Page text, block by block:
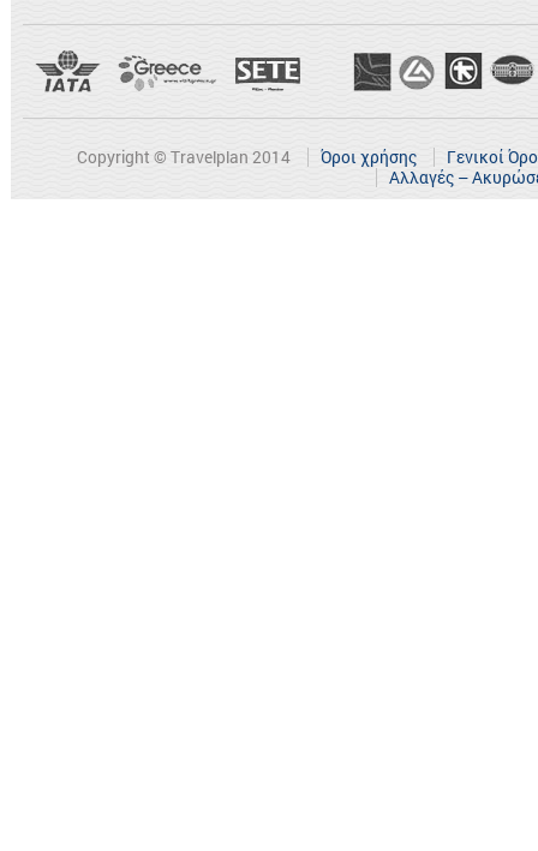
Copyright © Travelplan 2014 Όροι χρήσης
Γενικοί
Αλλαγές –